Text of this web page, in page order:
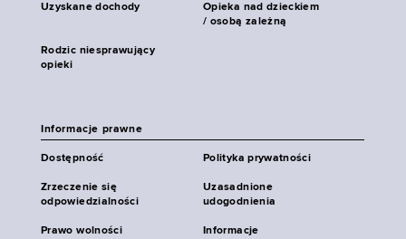
Uzyskane dochody
Opieka nad dzieckiem
/ osobą zależną
Rodzic niesprawujący
opieki
Informacje prawne
Dostępność Polityka prywatności
Zrzeczenie się
odpowiedzialności
Uzasadnione
udogodnienia
Prawo wolności
Informacje